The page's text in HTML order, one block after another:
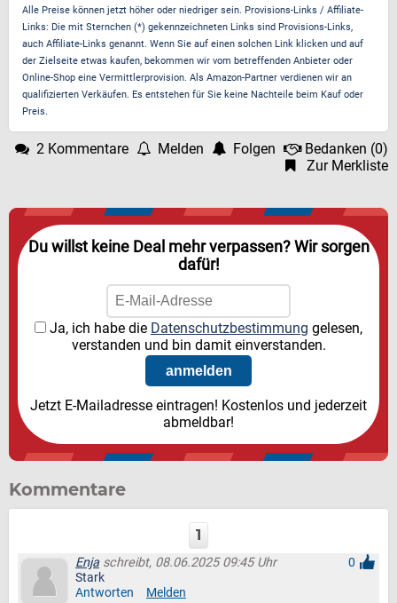
Alle Preise können jetzt höher oder niedriger sein. Provisions-Links / Affiliate-
Links: Die mit Sternchen (*) gekennzeichneten Links sind Provisions-Links,
auch Affiliate-Links genannt. Wenn Sie auf einen solchen Link klicken und auf
der Zielseite etwas kaufen, bekommen wir vom betreffenden Anbieter oder
Online-Shop eine Vermittlerprovision. Als Amazon-Partner verdienen wir an
qualifizierten Verkäufen. Es entstehen für Sie keine Nachteile beim Kauf oder
Preis.
2 Kommentare Melden Folgen Bedanken (0)
Zur Merkliste
Du willst keine Deal mehr verpassen? Wir sorgen
dafür!
Ja, ich habe die Datenschutzbestimmung gelesen,
verstanden und bin damit einverstanden.
Jetzt E-Mailadresse eintragen! Kostenlos und jederzeit
abmeldbar!
Kommentare
1
Enja schreibt, 08.06.2025 09:45 Uhr
0
Stark
Antworten
Melden